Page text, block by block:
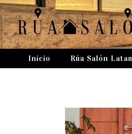
Inicio Rúa Salón